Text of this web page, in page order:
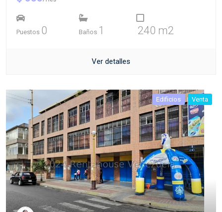
Puestos 0 Baños 1 240 m2
Ver detalles
Edificios Venta